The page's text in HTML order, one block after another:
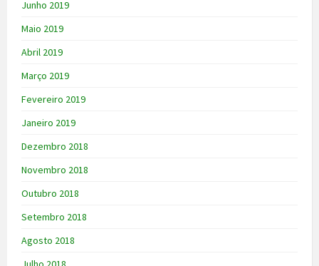
Junho 2019
Maio 2019
Abril 2019
Março 2019
Fevereiro 2019
Janeiro 2019
Dezembro 2018
Novembro 2018
Outubro 2018
Setembro 2018
Agosto 2018